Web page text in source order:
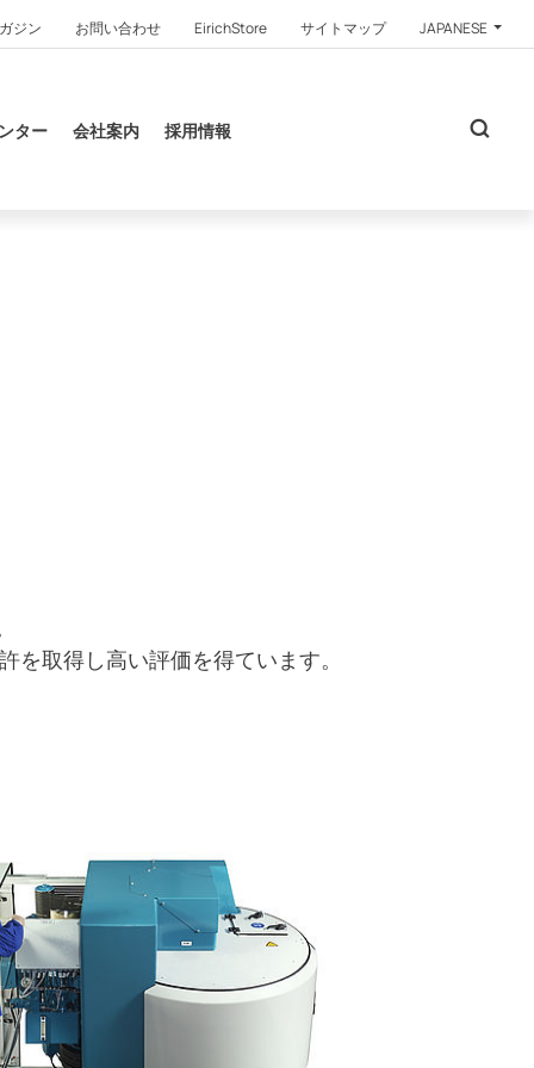
ジン お問い合わせ EirichStore サイトマップ JAPANESE
ター 会社案内 採用情報
取得し高い評価を得ています。